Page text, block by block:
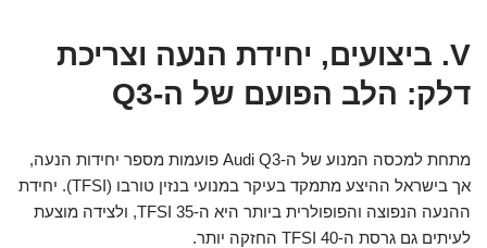
V. ביצועים, יחידת הנעה וצריכת
דלק: הלב הפועם של ה-Q3
מתחת למכסה המנוע של ה-Audi Q3 פועמות מספר יחידות הנעה,
אך בישראל ההיצע מתמקד בעיקר במנועי בנזין טורבו (TFSI). יחידת
ההנעה הנפוצה והפופולרית ביותר היא ה-35 TFSI, ולצידה מוצעת
לעיתים גם גרסת ה-40 TFSI החזקה יותר.